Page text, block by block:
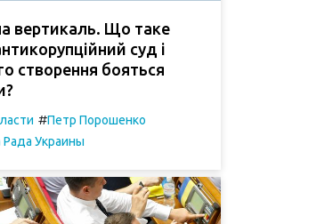
вертикаль. Що таке
суд і
створення бояться
#Петр Порошенко
Рада Украины